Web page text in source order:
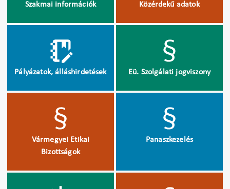
Szakmai információk Közérdekű adatok
Pályázatok, álláshirdetések Eü. Szolgálati jogviszony
Vármegyei Etikai
Bizottságok
Panaszkezelés